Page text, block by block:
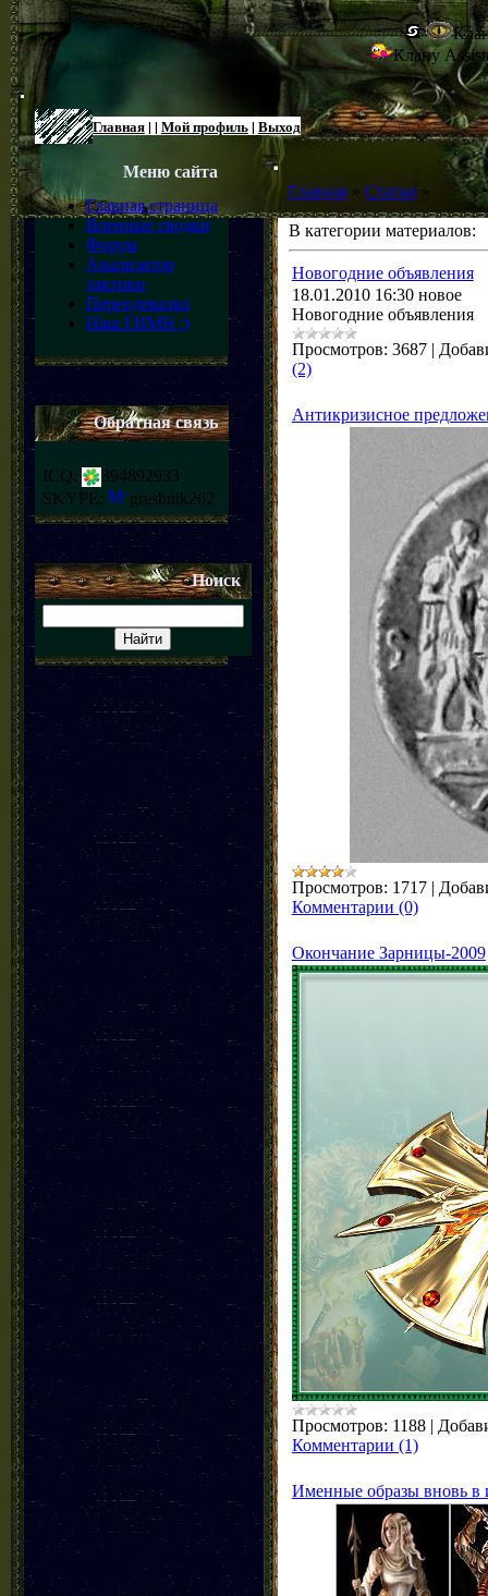
Клану
Главная| | Мой профиль| Выход
Меню сайта
Главная страница
Военные сводки
Форум
Анализатор
тактики
Переодевалка
Наш ГИМН :)
Обратная связь
ICQ:
394892933
SKYPE:
greshnik262
Поиск
Главная» Статьи »
В категории материалов:
Новогодние объявления
18.01.2010 16:30 новое
Новогодние объявления
Просмотров: 3687 |
(2)
Антикризисное
Просмотров: 1717 |
Комментарии (0)
Окончание Зарницы-2009
Просмотров: 1188 |
Комментарии (1)
Именные образы вновь в